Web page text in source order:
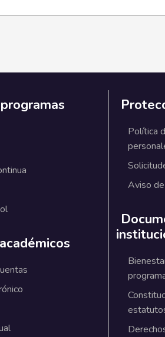
Política
Aviso